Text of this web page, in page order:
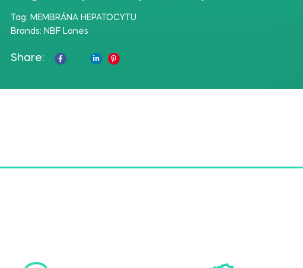
Tag: MEMBRÁNA HEPATOCYTU
Brands: NBF Lanes
Share: